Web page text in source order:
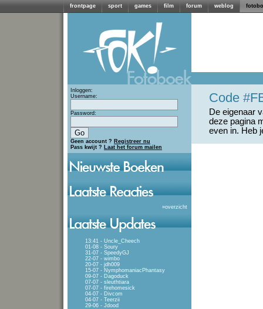
frontpage sport games film forum weblog
Inloggen:
Username:
Password:
Geen account ? Registreer nu
Pass kwijt ? Laat het forum mailen
»overzicht
13:41 - Uncle_Cheech
01-08 - Soury
31-07 - SpeedyGJ
22-07 - wimbo
20-07 - jdh009
15-07 - NymphomaniacPhantasy
09-07 - Dagoduck
07-07 - sleuthtiara
07-07 - firehomesick
04-07 - Divcom
04-07 - Teerzii
29-06 - Jdood
Code
De eigenaar
deze pagina
even in. Heb